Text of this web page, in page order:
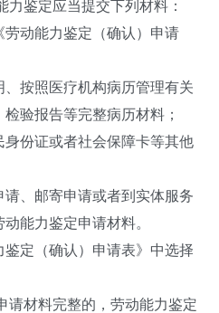
鉴定应当提交下列材料：
动能力鉴定（确认）申请
按照医疗机构病历管理有关
验报告等完整病历材料；
份证或者社会保障卡等其他
、邮寄申请或者到实体服务
能力鉴定申请材料。
定（确认）申请表》中选择
材料完整的，劳动能力鉴定